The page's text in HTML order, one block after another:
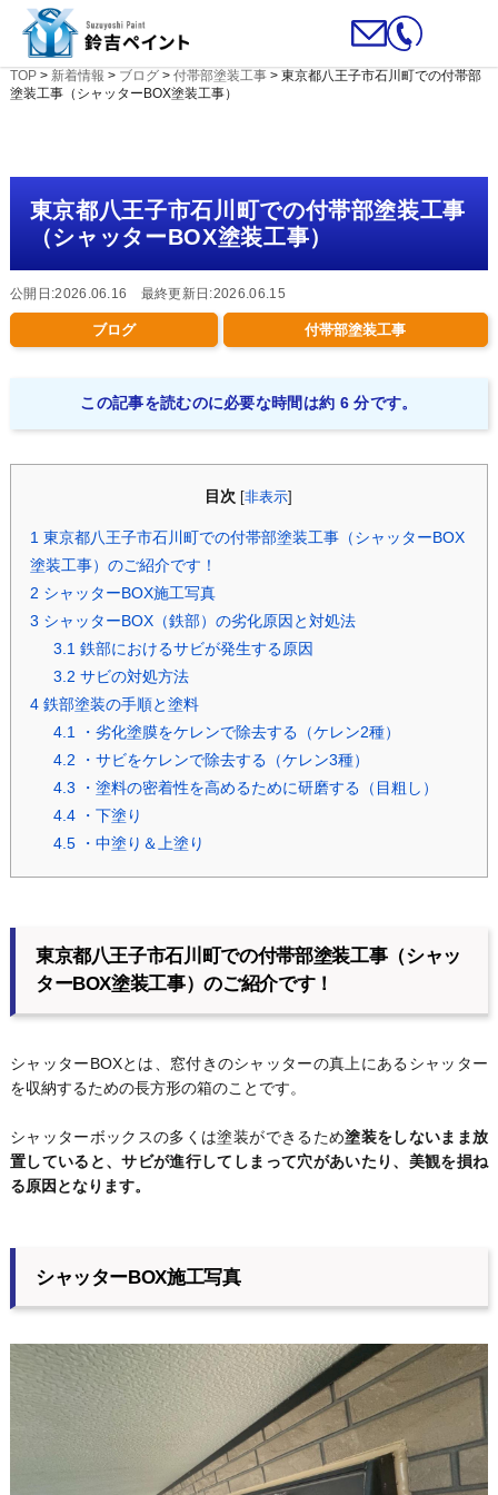
TOP> 新着情報 > ブログ> 付帯部塗装工事> 東京都八王子市石川町での付帯部
塗装工事（シャッターBOX塗装工事）
東京都八王子市石川町での付帯部塗装工事
（シャッターBOX塗装工事）
公開日:2026.06.16 最終更新日:2026.06.15
ブログ 付帯部塗装工事
この記事を読むのに必要な時間は約 6 分です。
目次 [非表示
1 東京都八王子市石川町での付帯部塗装工事（シャッターBOX
塗装工事）のご紹介です！
2 シャッターBOX施工写真
3 シャッターBOX（鉄部）の劣化原因と対処法
3.1 鉄部におけるサビが発生する原因
3.2 サビの対処方法
4鉄部塗装の手順と塗料
4.1
・劣化塗膜をケレンで除去する（ケレン2種）
4.2 ・サビをケレンで除去する（ケレン3種）
4.3 ・塗料の密着性を高めるために研磨する（目粗し）
4.4・下塗り
4.5・中塗り＆上塗り
東京都八王子市石川町での付帯部塗装工事（シャッ
ターBOX塗装工事）のご紹介です！
シャッターBOXとは、窓付きのシャッターの真上にあるシャッター
を収納するための長方形の箱のことです。
シャッターボックスの多くは塗装ができるため塗装をしないまま放
置していると、サビが進行してしまって穴があいたり、美観を損ね
る原因となります。
シャッターBOX施工写真